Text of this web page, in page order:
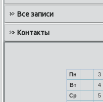
Все записи
Контакты
Пн 3
Вт
4
Ср
5